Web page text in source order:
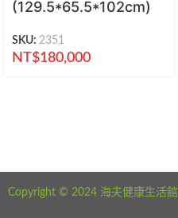
(129.5*65.5*102cm)
SKU: 2351
NT$180,000
Copyright © 2024 海夫健康生活館